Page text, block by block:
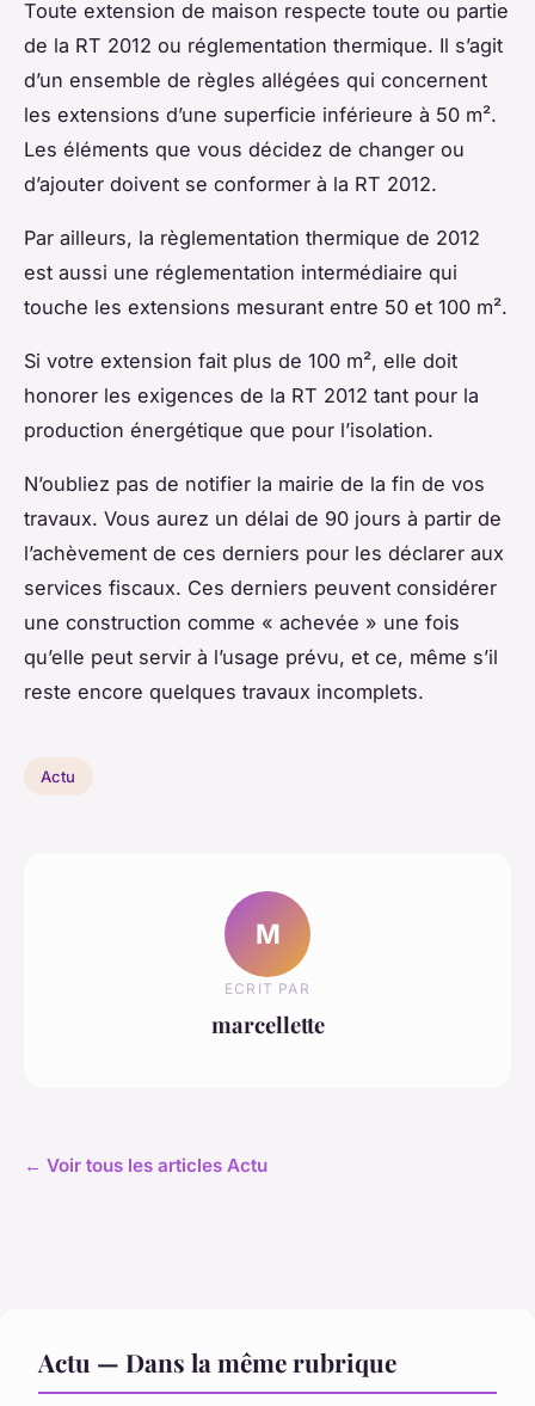
Toute extension de maison respecte toute ou partie
de la RT 2012 ou réglementation thermique. Il s’agit
d’un ensemble de règles allégées qui concernent
les extensions d’une superficie inférieure à 50 m².
Les éléments que vous décidez de changer ou
d’ajouter doivent se conformer à la RT 2012.
Par ailleurs, la règlementation thermique de 2012
est aussi une réglementation intermédiaire qui
touche les extensions mesurant entre 50 et 100 m².
Si votre extension fait plus de 100 m², elle doit
honorer les exigences de la RT 2012 tant pour la
production énergétique que pour l’isolation.
N’oubliez pas de notifier la mairie de la fin de vos
travaux. Vous aurez un délai de 90 jours à partir de
l’achèvement de ces derniers pour les déclarer aux
services fiscaux. Ces derniers peuvent considérer
une construction comme « achevée » une fois
qu’elle peut servir à l’usage prévu, et ce, même s’il
reste encore quelques travaux incomplets.
Actu
M
ECRIT PAR
marcellette
← Voir tous les articles Actu
Actu — Dans la même rubrique